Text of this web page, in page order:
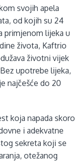
svojih apela
od kojih su 24
primjenom lijeka u
života, Kaftrio
životni vijek
upotrebe lijeka,
najčešće do 20
koja napada skoro
i adekvatne
sekreta koji se
otežanog